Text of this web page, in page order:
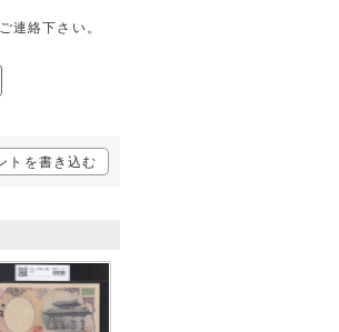
連絡下さい。
トを書き込む